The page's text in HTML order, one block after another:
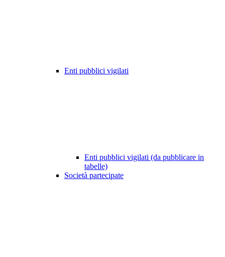
Enti pubblici vigilati
Enti pubblici vigilati (da pubblicare in
tabelle)
Società partecipate